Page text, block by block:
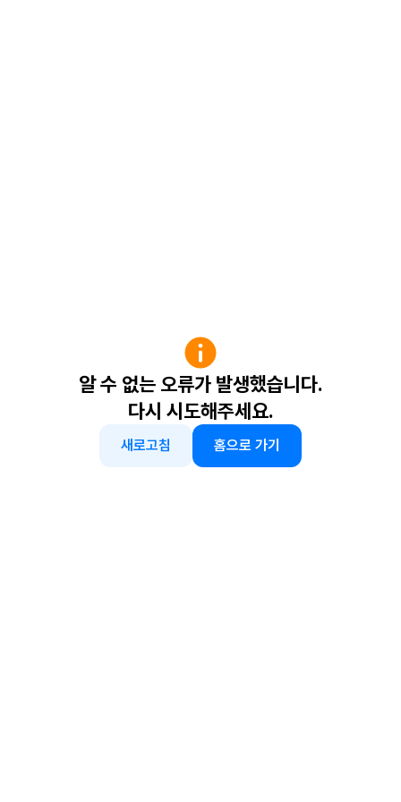
알 수 없는 오류가 발생했습니다.
다시 시도해주세요.
새로고침 홈으로 가기